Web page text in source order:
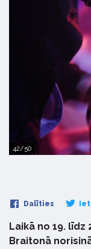
42/50
Dalīties
Laikā no 19. līdz
Braitonā